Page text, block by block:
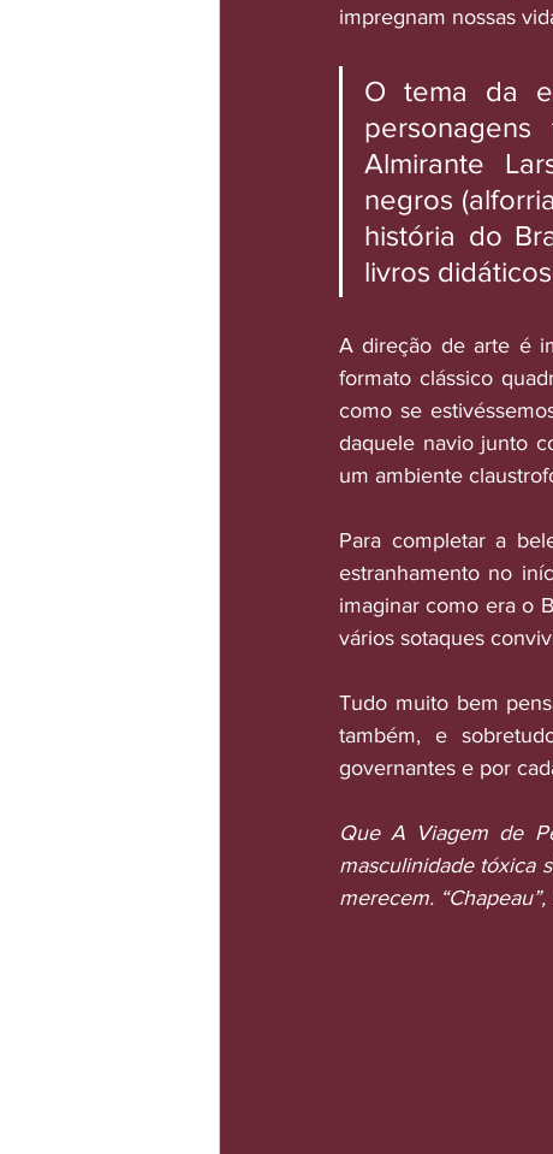
impregnam nossas
O tema da
Almirante
negros
história do
livros
A direção de arte é
formato clássico
como se
daquele navio junto
um ambiente
Para completar a
estranhamento no
imaginar como era o
vários sotaques
Tudo muito bem
também, e
governantes e por
Que A Viagem de
masculinidade tóxica
merecem.